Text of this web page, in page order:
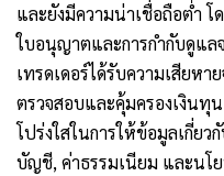
และยังมีความน่าเชื่อถือต่ำ โ
ใบอนุญาตและการกำกับดูแล
เทรดเดอร์ได้รับความเสียห
ตรวจสอบและคุ้มครองเงินทุ
โปร่งใสในการให้ข้อมูลเกี่ยว
บัญชี, ค่าธรรมเนียม และนโย